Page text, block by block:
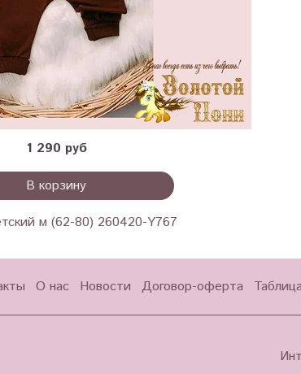
1 290 руб
В корзину
м (62-80) 260420-Y767
О нас Новости Договор-оферта